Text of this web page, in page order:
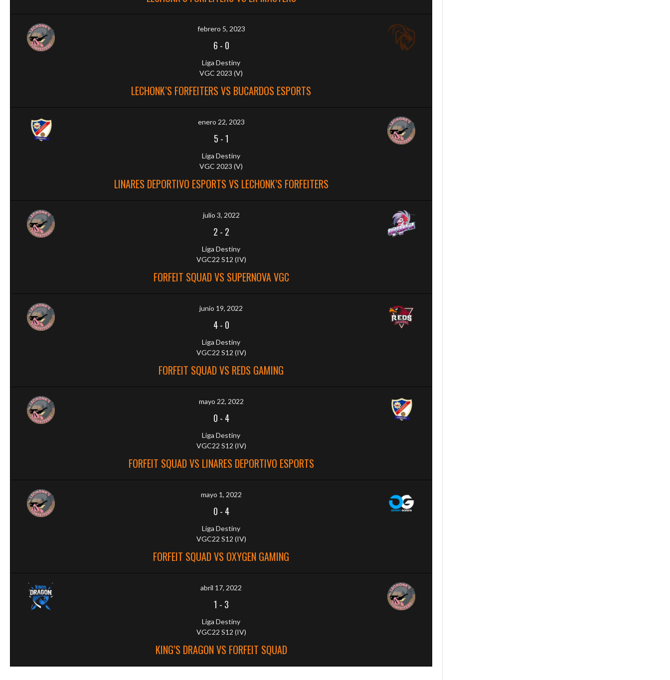
febrero 5, 2023
6 - 0
Liga Destiny
VGC 2023 (V)
LECHONK’S FORFEITERS VS BUCARDOS ESPORTS
enero 22, 2023
5 -1
Liga Destiny
VGC 2023 (V)
LINARES DEPORTIVO ESPORTS VS LECHONK’S FORFEITERS
julio 3, 2022
2 - 2
Liga Destiny
VGC22 S12 (IV)
FORFEIT SQUAD VS SUPERNOVA VGC
junio 19, 2022
4- 0
Liga Destiny
VGC22 S12 (IV)
FORFEIT SQUAD VS REDS GAMING
mayo 22, 2022
0 - 4
Liga Destiny
VGC22 S12 (IV)
FORFEIT SQUAD VS LINARES DEPORTIVO ESPORTS
mayo 1, 2022
0 - 4
Liga Destiny
VGC22 S12 (IV)
FORFEIT SQUAD VS OXYGEN GAMING
abril 17, 2022
1 - 3
Liga Destiny
VGC22 S12 (IV)
KING’S DRAGON VS FORFEIT SQUAD